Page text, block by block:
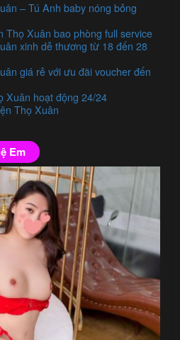
– Tú Anh baby nóng bỏng
Thọ Xuân bao phòng full service
xinh dễ thương từ 18 đến 28
giá rẻ với ưu đãi voucher đến
Xuân hoạt động 24/24
Thọ Xuân
Em